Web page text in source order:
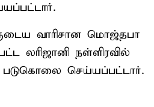
வாரிசான மொஜ்தபா
லரிஜானி நள்ளிரவில்
படுகொலை செய்யப்பட்டார்.